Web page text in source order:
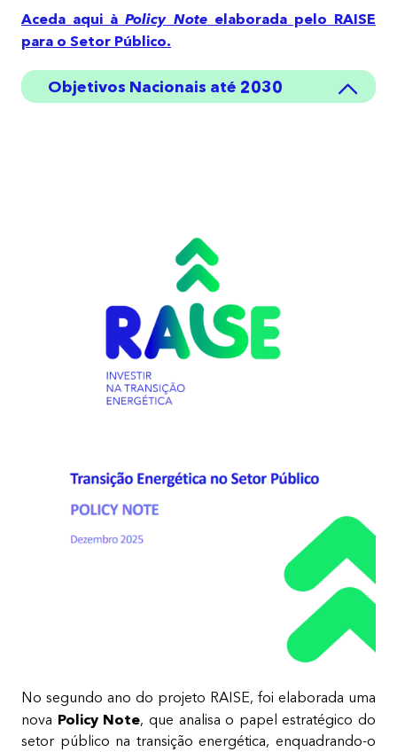
Aceda aqui àPolicy Noteelaborada pelo RAISE
para o Setor Público.
Objetivos Nacionais até 2030
No segundo ano do projeto RAISE, foi elaborada uma
nova Policy Note, que analisa o papel estratégico do
setor público na transição energética, enquadrando-o